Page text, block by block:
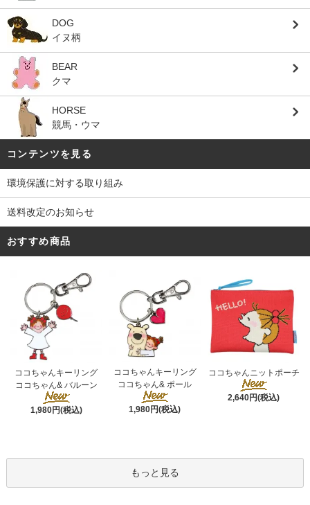
DOG
イヌ柄
BEAR
クマ
HORSE
競馬・ウマ
コンテンツを見る
環境保護に対する取り組み
送料改定のお知らせ
おすすめ商品
ココちゃんキーリング
ココちゃん& バルーン
1,980円(税込)
ココちゃんキーリング
ココちゃん& ポール
1,980円(税込)
ココちゃんニットポーチ
2,640円(税込)
もっと見る